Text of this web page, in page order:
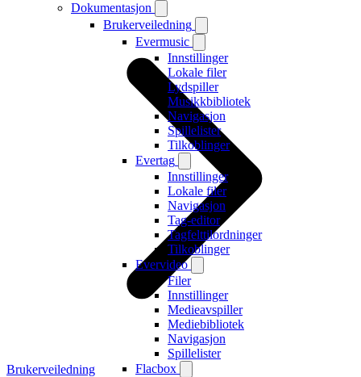
Dokumentasjon
Brukerveiledning
Evermusic
Innstillinger
Lokale filer
Lydspiller
Musikkbibliotek
Navigasjon
Spillelister
Tilkoblinger
Evertag
Innstillinger
Lokale filer
Navigasjon
Tag-editor
Tagfelttilordninger
Tilkoblinger
Evervideo
Filer
Innstillinger
Medieavspiller
Mediebibliotek
Navigasjon
Spillelister
Flacbox
Brukerveiledning